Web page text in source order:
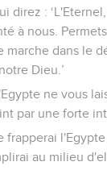
direz :
à nous.
marche dans le
Dieu.’
ne vous
par une forte
frapperai
au milieu